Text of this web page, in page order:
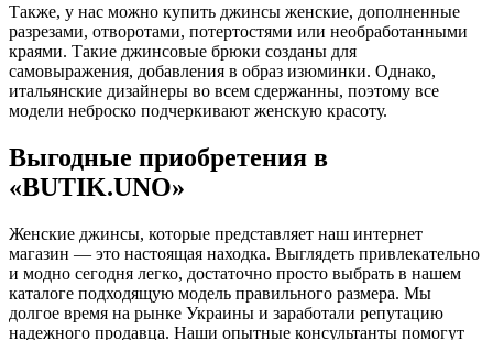
Также, у нас можно купить джинсы женские, дополненные
разрезами, отворотами, потертостями или необработанными
краями. Такие джинсовые брюки созданы для
самовыражения, добавления в образ изюминки. Однако,
итальянские дизайнеры во всем сдержанны, поэтому все
модели неброско подчеркивают женскую красоту.
Выгодные приобретения в
«BUTIK.UNO»
Женские джинсы, которые представляет наш интернет
магазин — это настоящая находка. Выглядеть привлекательно
и модно сегодня легко, достаточно просто выбрать в нашем
каталоге подходящую модель правильного размера. Мы
долгое время на рынке Украины и заработали репутацию
надежного продавца. Наши опытные консультанты помогут